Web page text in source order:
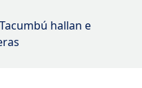
hallan e